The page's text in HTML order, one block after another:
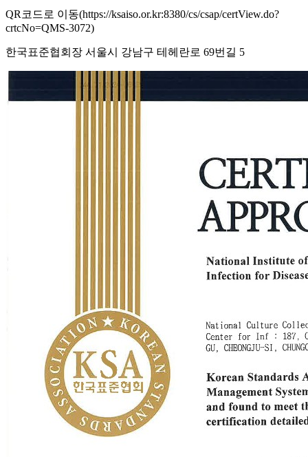
QR코드로 이동(https://ksaiso.or.kr:8380/cs/csap/certView.do?
crtcNo=QMS-3072)
한국표준협회장 서울시 강남구 테헤란로 69번길 5